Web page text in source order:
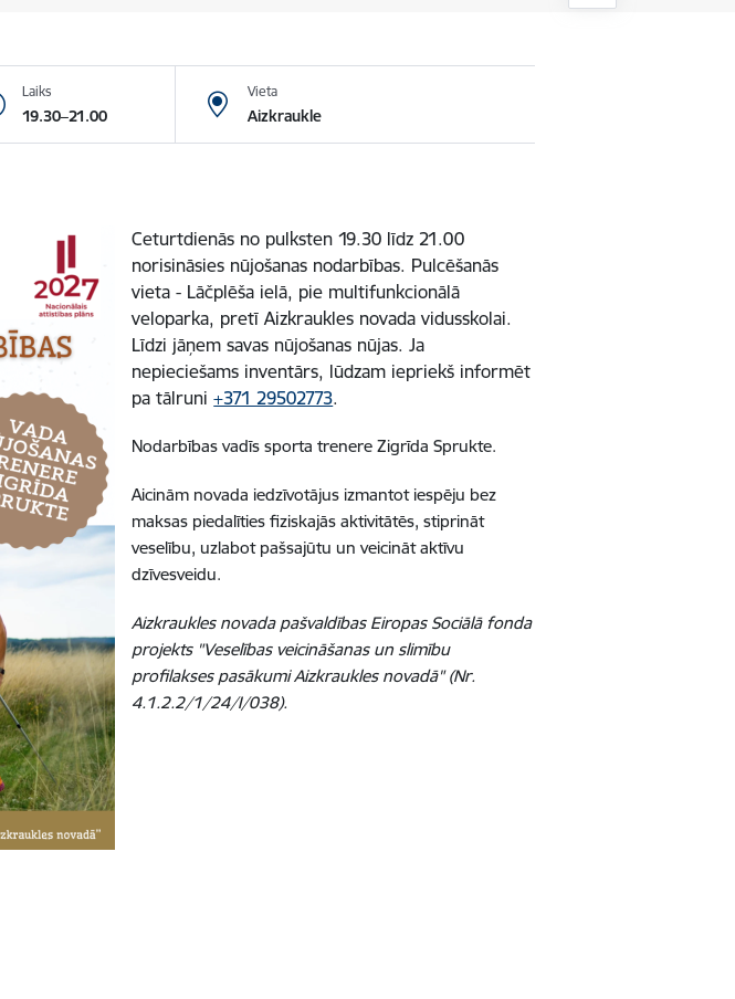
Laiks
19.30–21.00
Vieta
Aizkraukle
Ceturtdienās no pulksten 19.30 līdz 21.00
norisināsies nūjošanas nodarbības. Pulcēšanās
vieta - Lāčplēša ielā, pie multifunkcionālā
veloparka, pretī Aizkraukles novada vidusskolai.
Līdzi jāņem savas nūjošanas nūjas. Ja
nepieciešams inventārs, lūdzam iepriekš informēt
pa tālruni+371 29502773.
Nodarbības vadīs sporta trenere Zigrīda Sprukte.
Aicinām novada iedzīvotājus izmantot iespēju bez
maksas piedalīties fiziskajās aktivitātēs, stiprināt
veselību, uzlabot pašsajūtu un veicināt aktīvu
dzīvesveidu.
Aizkraukles novada pašvaldības Eiropas Sociālā fonda
projekts "Veselības veicināšanas un slimību
profilakses pasākumi Aizkraukles novadā" (Nr.
4.1.2.2/1/24/I/038).